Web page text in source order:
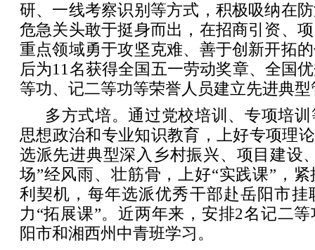
研、一线考察识别等方式，积极吸纳在
危急关头敢于挺身而出，在招商引资、
重点领域勇于攻坚克难、善于创新开拓
后为11名获得全国五一劳动奖章、全国
等功、记二等功等荣誉人员建立先进典
多方式培。通过党校培训、专项培
思想政治和专业知识教育，上好专项理
选派先进典型深入乡村振兴、项目建设
场”经风雨、壮筋骨，上好“实践课”，
利契机，每年选派优秀干部赴岳阳市挂
力“拓展课”。近两年来，安排2名记二
阳市和湘西州中青班学习。